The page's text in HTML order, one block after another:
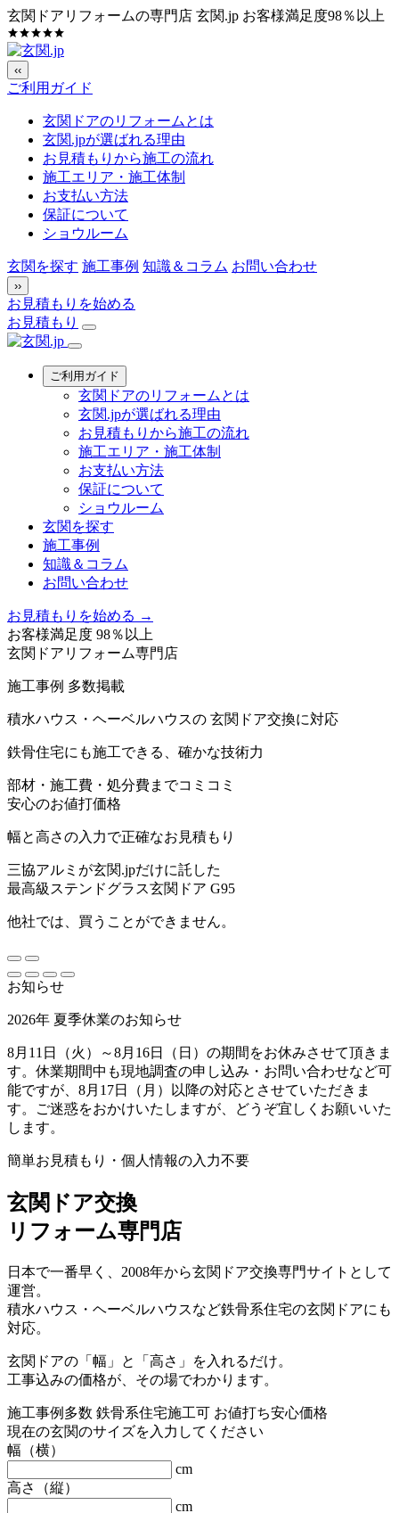
玄関ドアリフォームの専門店 玄関.jp お客様満足度98％以上
‹‹
ご利用ガイド
玄関ドアのリフォームとは
玄関.jpが選ばれる理由
お見積もりから施工の流れ
施工エリア・施工体制
お支払い方法
保証について
ショウルーム
玄関を探す 施工事例 知識＆コラム お問い合わせ
››
お見積もりを始める
お見積もり
ご利用ガイド
玄関ドアのリフォームとは
玄関.jpが選ばれる理由
お見積もりから施工の流れ
施工エリア・施工体制
お支払い方法
保証について
ショウルーム
玄関を探す
施工事例
知識＆コラム
お問い合わせ
お見積もりを始める →
お客様満足度 98％以上
玄関ドアリフォーム専門店
施工事例 多数掲載
積水ハウス・ヘーベルハウスの 玄関ドア交換に対応
鉄骨住宅にも施工できる、確かな技術力
部材・施工費・処分費までコミコミ
安心のお値打価格
幅と高さの入力で正確なお見積もり
三協アルミが玄関.jpだけに託した
最高級ステンドグラス玄関ドア G95
他社では、買うことができません。
お知らせ
2026年 夏季休業のお知らせ
8月11日（火）～8月16日（日）の期間をお休みさせて頂きま
す。休業期間中も現地調査の申し込み・お問い合わせなど可
能ですが、8月17日（月）以降の対応とさせていただきま
す。ご迷惑をおかけいたしますが、どうぞ宜しくお願いいた
します。
簡単お見積もり・個人情報の入力不要
玄関ドア交換
リフォーム専門店
日本で一番早く、2008年から玄関ドア交換専門サイトとして
運営。
積水ハウス・ヘーベルハウスなど鉄骨系住宅の玄関ドアにも
対応。
玄関ドアの「幅」と「高さ」を入れるだけ。
工事込みの価格が、その場でわかります。
施工事例多数 鉄骨系住宅施工可 お値打ち安心価格
現在の玄関のサイズを入力してください
幅（横）
cm
高さ（縦）
cm